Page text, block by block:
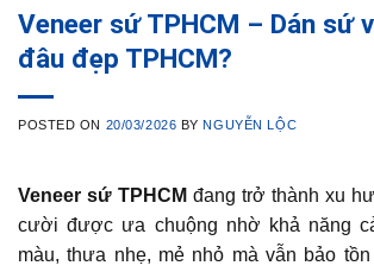
Veneer sứ TPHCM – Dán sứ
đâu đẹp TPHCM?
POSTED ON 20/03/2026 BYNGUYỄN LỘC
Veneer sứ TPHCM đang trở thành xu
cười được ưa chuộng nhờ khả năng
màu, thưa nhẹ, mẻ nhỏ mà vẫn bảo